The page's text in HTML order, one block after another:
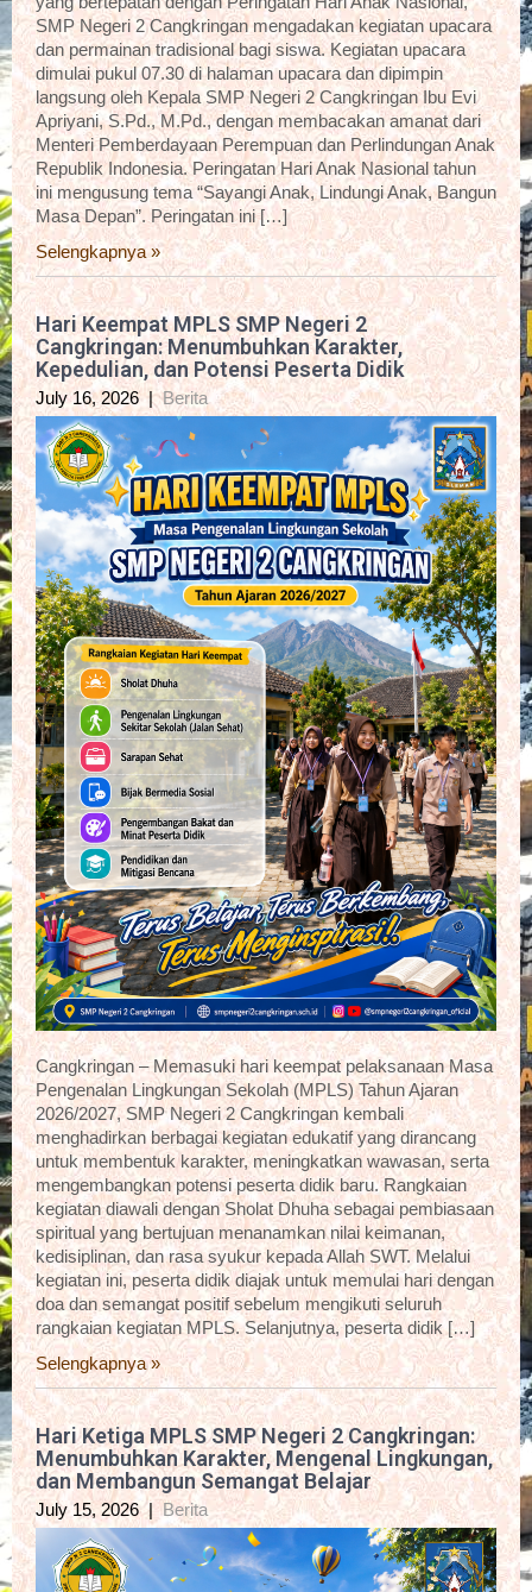
SMP Negeri 2 Cangkringan mengadakan kegiatan upacara
dan permainan tradisional bagi siswa. Kegiatan upacara
dimulai pukul 07.30 di halaman upacara dan dipimpin
langsung oleh Kepala SMP Negeri 2 Cangkringan Ibu Evi
Apriyani, S.Pd., M.Pd., dengan membacakan amanat dari
Menteri Pemberdayaan Perempuan dan Perlindungan Anak
Republik Indonesia. Peringatan Hari Anak Nasional tahun
ini mengusung tema “Sayangi Anak, Lindungi Anak, Bangun
Masa Depan”. Peringatan ini […]
Selengkapnya »
Hari Keempat MPLS SMP Negeri 2
Cangkringan: Menumbuhkan Karakter,
Kepedulian, dan Potensi Peserta Didik
July 16, 2026 |Berita
Cangkringan – Memasuki hari keempat pelaksanaan Masa
Pengenalan Lingkungan Sekolah (MPLS) Tahun Ajaran
2026/2027, SMP Negeri 2 Cangkringan kembali
menghadirkan berbagai kegiatan edukatif yang dirancang
untuk membentuk karakter, meningkatkan wawasan, serta
mengembangkan potensi peserta didik baru. Rangkaian
kegiatan diawali dengan Sholat Dhuha sebagai pembiasaan
spiritual yang bertujuan menanamkan nilai keimanan,
kedisiplinan, dan rasa syukur kepada Allah SWT. Melalui
kegiatan ini, peserta didik diajak untuk memulai hari dengan
doa dan semangat positif sebelum mengikuti seluruh
rangkaian kegiatan MPLS. Selanjutnya, peserta didik […]
Selengkapnya »
Hari Ketiga MPLS SMP Negeri 2 Cangkringan:
Menumbuhkan Karakter, Mengenal Lingkungan,
dan Membangun Semangat Belajar
July 15, 2026 |Berita